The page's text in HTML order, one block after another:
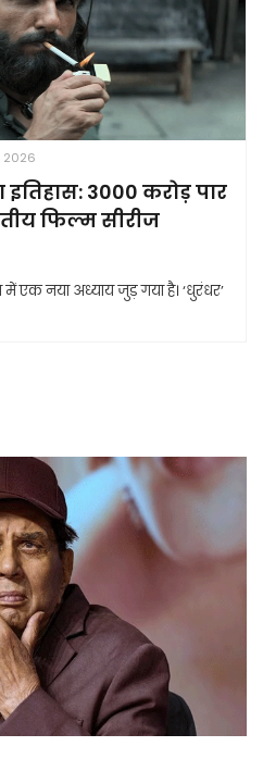
2026
3000 करोड़ पार
फिल्म सीरीज
एक नया अध्याय जुड़ गया है। ‘धुरंधर’